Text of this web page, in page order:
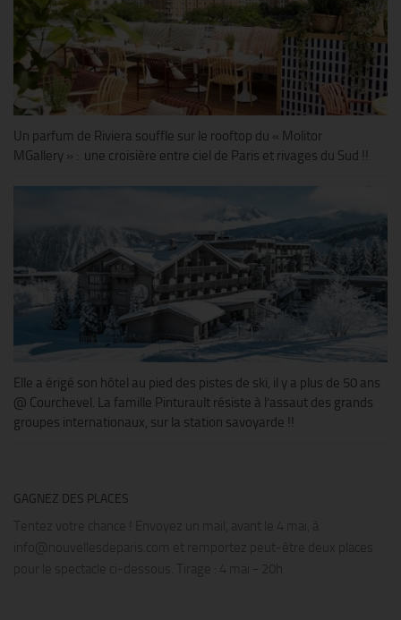
Un parfum de Riviera souffle sur le rooftop du « Molitor
MGallery » : une croisière entre ciel de Paris et rivages du Sud !!
Elle a érigé son hôtel au pied des pistes de ski, il y a plus de 50 ans
@ Courchevel. La famille Pinturault résiste à l’assaut des grands
groupes internationaux, sur la station savoyarde !!
GAGNEZ DES PLACES
Tentez votre chance ! Envoyez un mail, avant le 4 mai, à
info@nouvellesdeparis.com et remportez peut-être deux places
pour le spectacle ci-dessous. Tirage : 4 mai - 20h